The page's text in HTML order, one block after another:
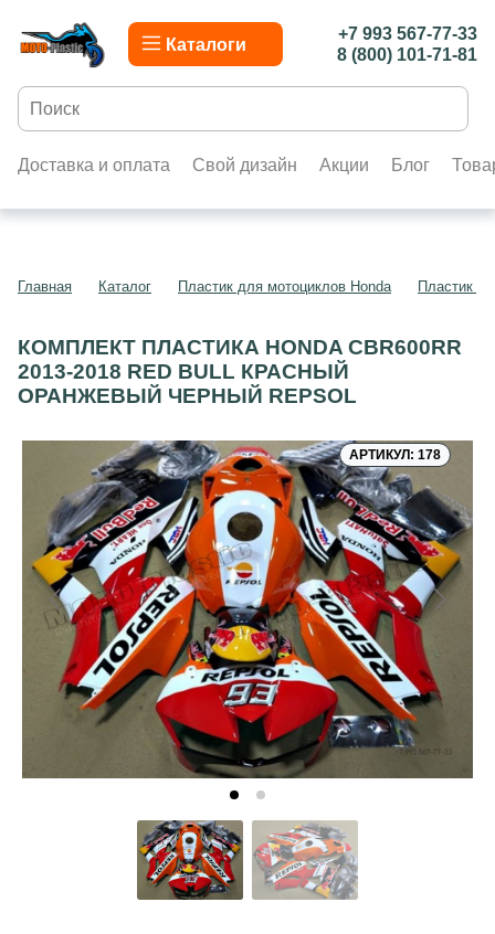
Каталоги
+7 993 567-77-33
8 (800) 101-71-81
Доставка и оплата Свой дизайн Акции Блог
Главная Каталог Пластик для мотоциклов Honda Пластик
КОМПЛЕКТ ПЛАСТИКА HONDA CBR600RR
2013-2018 RED BULL КРАСНЫЙ
ОРАНЖЕВЫЙ ЧЕРНЫЙ REPSOL
АРТИКУЛ: 178